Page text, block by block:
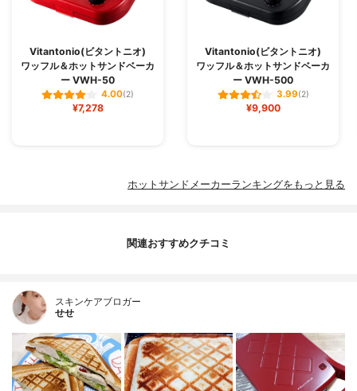
Vitantonio(ビタントニオ)
ワッフル＆ホットサンドベーカ
ー VWH-50
4.00(2)
¥7,278
Vitantonio(ビタントニオ)
ワッフル＆ホットサンドベーカ
ー VWH-500
3.99(2)
¥9,900
ホットサンドメーカーランキングをもっと見る
関連おすすめクチコミ
スキンケアブロガー
せせ